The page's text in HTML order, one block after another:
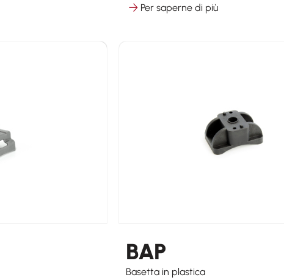
Per saperne di più
BAP
Basetta in plastica